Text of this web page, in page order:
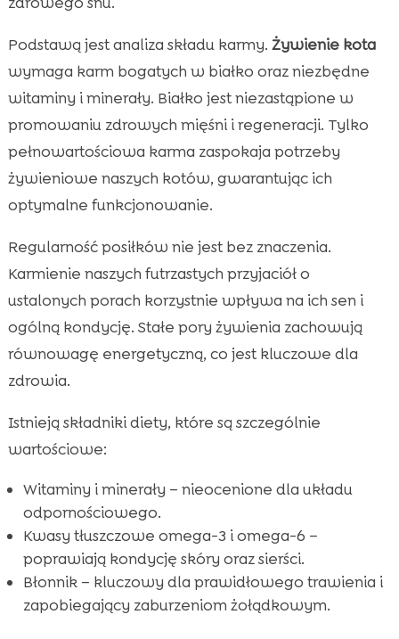
Podstawą jest analiza składu karmy. Żywienie kota
wymaga karm bogatych w białko oraz niezbędne
witaminy i minerały. Białko jest niezastąpione w
promowaniu zdrowych mięśni i regeneracji. Tylko
pełnowartościowa karma zaspokaja potrzeby
żywieniowe naszych kotów, gwarantując ich
optymalne funkcjonowanie.
Regularność posiłków nie jest bez znaczenia.
Karmienie naszych futrzastych przyjaciół o
ustalonych porach korzystnie wpływa na ich sen i
ogólną kondycję. Stałe pory żywienia zachowują
równowagę energetyczną, co jest kluczowe dla
zdrowia.
Istnieją składniki diety, które są szczególnie
wartościowe:
Witaminy i minerały – nieocenione dla układu
odpornościowego.
Kwasy tłuszczowe omega-3 i omega-6 –
poprawiają kondycję skóry oraz sierści.
Błonnik – kluczowy dla prawidłowego trawienia i
zapobiegający zaburzeniom żołądkowym.